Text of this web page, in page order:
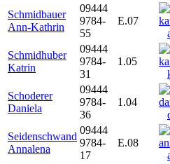
Schmidbauer
Ann-Kathrin
09444
9784-
55
E.07
Schmidhuber
Katrin
09444
9784-
31
1.05
Schoderer
Daniela
09444
9784-
36
1.04
Seidenschwand
Annalena
09444
9784-
17
E.08